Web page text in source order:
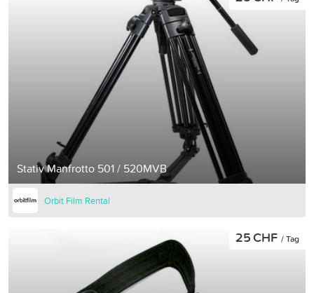
Stativ Manfrotto 501 / 520MVB
Orbit Film Rental
25 CHF / Tag